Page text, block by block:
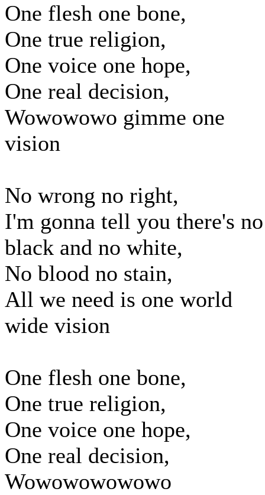
One flesh one bone,
One true religion,
One voice one hope,
One real decision,
Wowowowo gimme one
vision
No wrong no right,
I'm gonna tell you there's no
black and no white,
No blood no stain,
All we need is one world
wide vision
One flesh one bone,
One true religion,
One voice one hope,
One real decision,
Wowowowowowo